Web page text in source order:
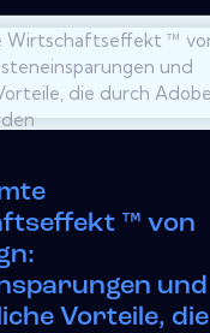
™ von
und
Vorteile, die